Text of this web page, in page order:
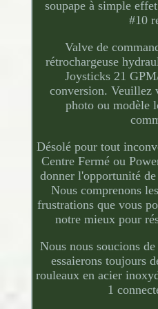
soupape à simple
#10
Valve de
rétrochargeuse
Joysticks 21
conversion. Veuillez
photo ou modèle
Désolé pour tout
Centre Fermé ou
donner l'opportunité
Nous comprenons
frustrations que vous
notre mieux pour
Nous nous soucions
essaierons toujours
rouleaux en acier
1